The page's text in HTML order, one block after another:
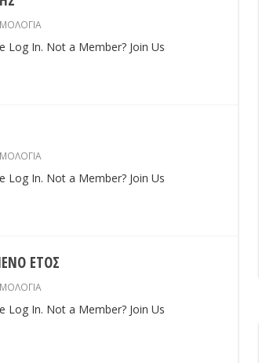
Log In. Not a Member? Join Us
Log In. Not a Member? Join Us
ΕΤΟΣ
Log In. Not a Member? Join Us